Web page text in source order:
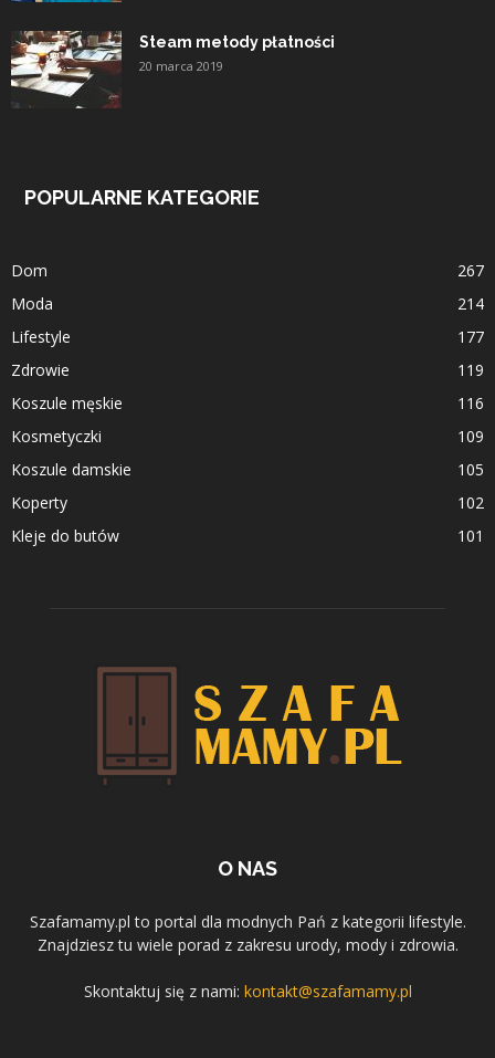
Steam metody płatności
20 marca 2019
POPULARNE KATEGORIE
Dom
267
Moda
214
Lifestyle
177
Zdrowie
119
Koszule męskie
116
Kosmetyczki
109
Koszule damskie
105
Koperty
102
Kleje do butów
101
O NAS
Szafamamy.pl to portal dla modnych Pań z kategorii lifestyle.
Znajdziesz tu wiele porad z zakresu urody, mody i zdrowia.
Skontaktuj się z nami: kontakt@szafamamy.pl